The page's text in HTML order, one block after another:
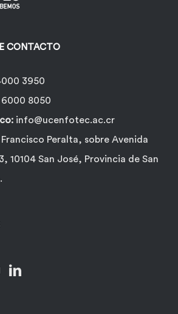
CONTACTO
3950
6000 8050
info@ucenfotec.ac.cr
Francisco Peralta, sobre Avenida
10104 San José, Provincia de San